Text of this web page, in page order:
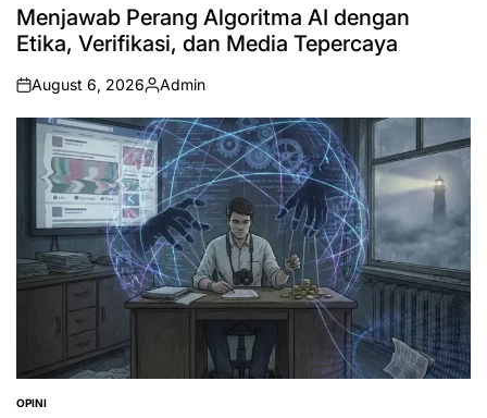
IN
Menjawab Perang Algoritma AI dengan
Etika, Verifikasi, dan Media Tepercaya
on
August 6, 2026
Posted
by
Admin
POSTED
OPINI